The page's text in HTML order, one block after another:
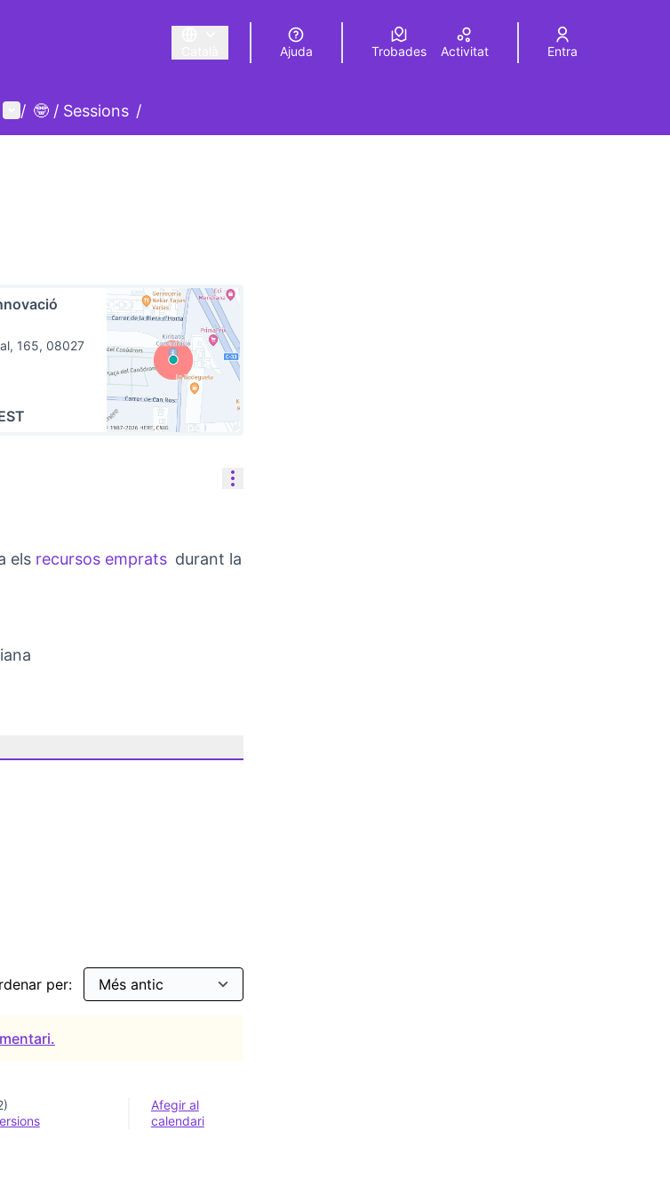
Triar la llengua Elegir el idioma Choose language
Ajuda Trobades Activitat Entra
Menú d'usuari
/ 🤓 / Sessions /
165, 08027
Controls de recursos
els recursos emprats durant la
per:
Afegir al
calendari